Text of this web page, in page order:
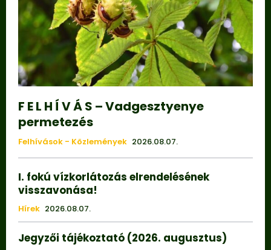
F E L H Í V Á S – Vadgesztyenye
permetezés
Felhívások - Közlemények 2026.08.07.
I. fokú vízkorlátozás elrendelésének
visszavonása!
Hírek 2026.08.07.
Jegyzői tájékoztató (2026. augusztus)